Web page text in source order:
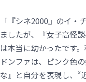
「『シネ2000』のイ
ましたが、『女子高怪
は本当に幼かったです
ドンファは、ピンク色
な』と自分を表現し、“